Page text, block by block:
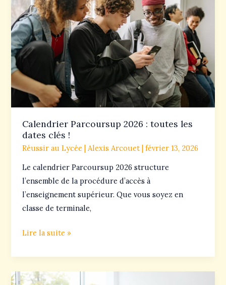
Calendrier Parcoursup 2026 : toutes les
dates clés !
Réussir au Lycée | Alexis Arcouet|février 13, 2026
Le calendrier Parcoursup 2026 structure
l’ensemble de la procédure d’accès à
l’enseignement supérieur. Que vous soyez en
classe de terminale,
2026
:
toutes
les
dates
clés
!
Lire la suite »
Mentions